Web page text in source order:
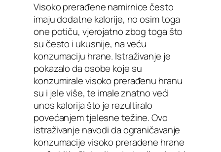
Visoko prerađene namirnice često
imaju dodatne kalorije, no osim toga
one potiču, vjerojatno zbog toga što
su često i ukusnije, na veću
konzumaciju hrane. Istraživanje je
pokazalo da osobe koje su
konzumirale visoko prerađenu hranu
su i jele više, te imale znatno veći
unos kalorija što je rezultiralo
povećanjem tjelesne težine. Ovo
istraživanje navodi da ograničavanje
konzumacije visoko prerađene hrane